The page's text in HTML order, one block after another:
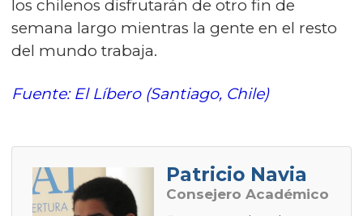
los chilenos disfrutarán de otro fin de
semana largo mientras la gente en el resto
del mundo trabaja.
Fuente: El Líbero (Santiago, Chile)
Patricio Navia
Consejero Académico